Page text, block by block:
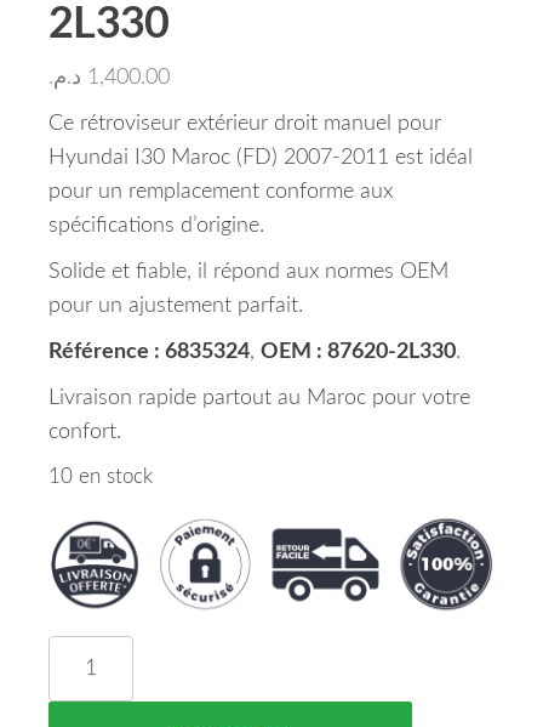
2L330
1,400.00 د.م.
Ce rétroviseur extérieur droit manuel pour
Hyundai I30 Maroc (FD) 2007-2011 est idéal
pour un remplacement conforme aux
spécifications d’origine.
Solide et fiable, il répond aux normes OEM
pour un ajustement parfait.
Référence : 6835324, OEM : 87620-2L330.
Livraison rapide partout au Maroc pour votre
confort.
10 en stock